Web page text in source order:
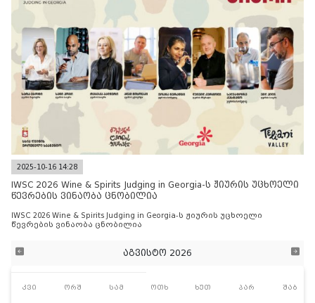
2025-10-16 14:28
IWSC 2026 Wine & Spirits Judging in Georgia-ს ჟიურის უცხოელი
წევრების ვინაობა ცნობილია
IWSC 2026 Wine & Spirits Judging in Georgia-ს ჟიურის უცხოელი
წევრების ვინაობა ცნობილია
აგვისტო 2026
კვი ორშ სამ ოთხ ხუთ პარ შაბ